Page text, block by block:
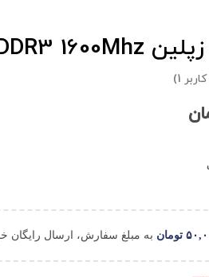
1
)
تومان به مبلغ سفارش، ارسال رایگان